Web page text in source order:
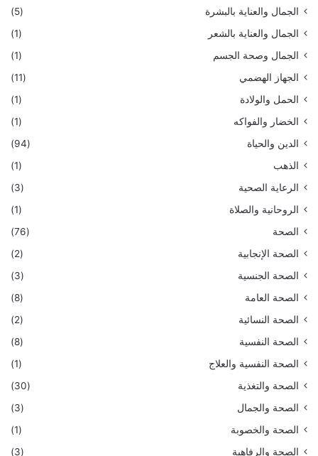
الجمال والعناية بالبشرة
(5)
الجمال والعناية بالشعر
(1)
الجمال وصحة الجسم
(1)
الجهاز الهضمي
(11)
الحمل والولادة
(1)
الخضار والفواكه
(1)
الدين والحياة
(94)
الذهب
(1)
الرعاية الصحية
(3)
الروحانية والصلاة
(1)
الصحة
(76)
الصحة الإنجابية
(2)
الصحة الجنسية
(3)
الصحة العامة
(8)
الصحة النسائية
(2)
الصحة النفسية
(8)
الصحة النفسية والعلاج
(1)
الصحة والتغذية
(30)
الصحة والجمال
(3)
الصحة والخصوبة
(1)
الصحة والرفاهية
(3)